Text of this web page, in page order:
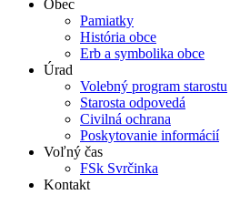
Obec
Pamiatky
História obce
Erb a symbolika obce
Úrad
Volebný program starostu
Starosta odpovedá
Civilná ochrana
Poskytovanie informácií
Voľný čas
FSk Svrčinka
Kontakt